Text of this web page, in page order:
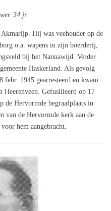
34 jr.
Hij was veehouder op de
o.a. wapens in zijn boerderij,
bij het Nannawijd. Verder
Haskerland. Als gevolg
febr. 1945 gearresteerd en kwam
Heerenveen. Gefusilleerd op 17
de Hervormde begraafplaats in
van de Hervormde kerk aan de
hem aangebracht.